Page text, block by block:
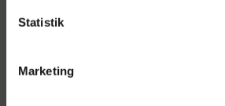
Statistik
Marketing
Erik Tybirk,